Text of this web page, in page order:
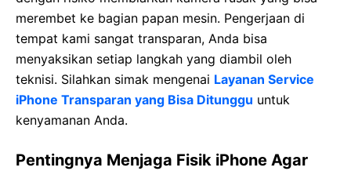
merembet ke bagian papan mesin. Pengerjaan di
tempat kami sangat transparan, Anda bisa
menyaksikan setiap langkah yang diambil oleh
teknisi. Silahkan simak mengenai Layanan Service
iPhone Transparan yang Bisa Ditunggu untuk
kenyamanan Anda.
Pentingnya Menjaga Fisik iPhone Agar